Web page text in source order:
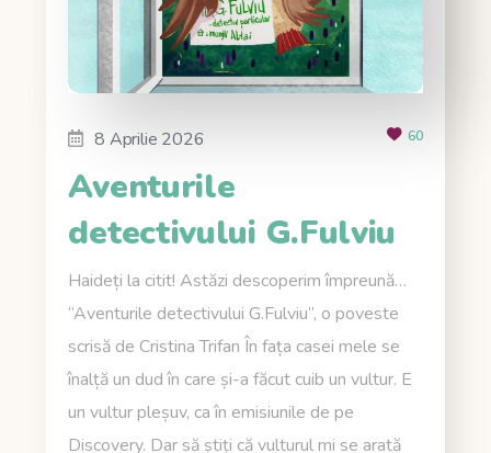
8 Aprilie 2026 60
Aventurile
detectivului G.Fulviu
Haideți la citit! Astăzi descoperim împreună…
“Aventurile detectivului G.Fulviu”, o poveste
scrisă de Cristina Trifan În fața casei mele se
înalță un dud în care și-a făcut cuib un vultur. E
un vultur pleșuv, ca în emisiunile de pe
Discovery. Dar să știți că vulturul mi se arată